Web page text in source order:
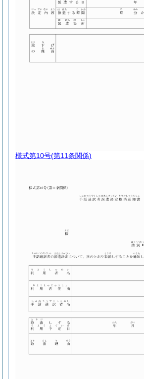
様式第10号(第11条関係)